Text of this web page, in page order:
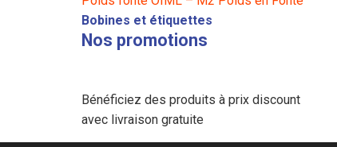
Bobines et étiquettes
Nos promotions
Bénéficiez des produits à prix discount
avec livraison gratuite